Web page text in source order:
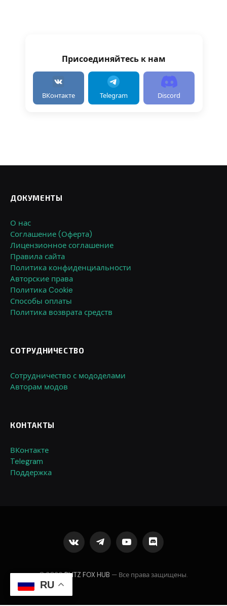
Присоединяйтесь к нам
ВКонтакте Telegram Discord
ДОКУМЕНТЫ
О нас
Соглашение (Оферта)
Лицензионное соглашение
Правила сайта
Политика конфиденциальности
Авторские права
Политика Cookie
Способы оплаты
Политика возврата средств
СОТРУДНИЧЕСТВО
Сотрудничество с мододелами
Авторам модов
КОНТАКТЫ
ВКонтакте
Telegram
Поддержка
VKontakteTelegramYouTubeDiscord
© 2026BLITZ FOX HUB — Все права защищены.
RU